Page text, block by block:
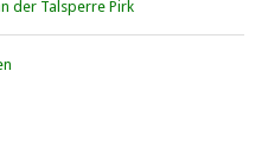
der Talsperre Pirk